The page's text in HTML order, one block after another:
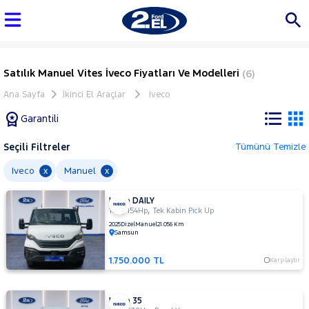
Satılık Manuel Vites İveco Fiyatları Ve Modelleri (6)
Ana Sayfa İkinci El Araçlar Iveco
Garantili
Tüm
Araçlar
AUDI
BMC
BMW
BYD
Seçili Filtreler Tümünü Temizle
Iveco x Manuel x
Iveco DAILY
16+1 ,154Hp,Tek Kabin Pick Up
2025DizelManuel21.056 Km
Samsun
1.750.000 TL Karşılaştır
Iveco 35